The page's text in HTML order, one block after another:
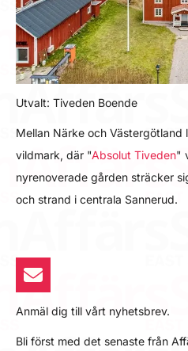
Utvalt: Tiveden Boende
Mellan Närke och
vildmark, där "Absolut Tiveden"
nyrenoverade gården sträcker
och strand i centrala Sannerud.
Anmäl dig till vårt nyhetsbrev.
Bli först med det senaste från